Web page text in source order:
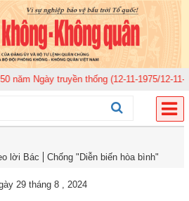
truyền thống (12-11-1975/12-11-2025)
lời Bác Chống "Diễn biến hòa bình"
29 tháng 8 , 2024